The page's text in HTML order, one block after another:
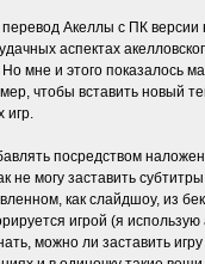
Акеллы с ПК
аспектах
мне и этого показалось
чтобы вставить новый
игр.
посредством
не могу заставить
как слайдшоу, из
игрой (я
можно ли заставить